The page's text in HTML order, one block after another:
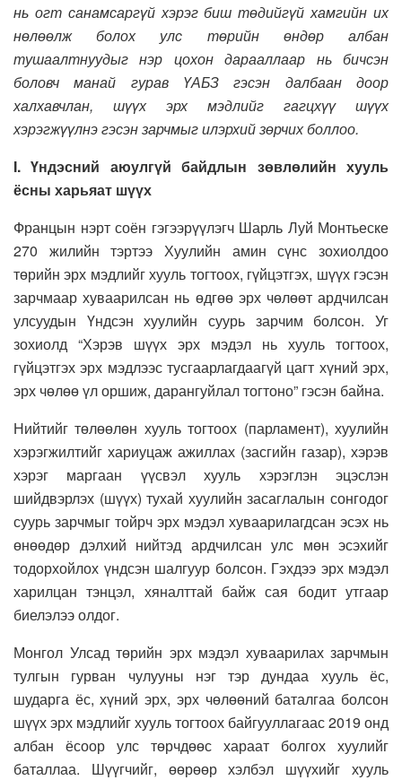
нь огт санамсаргүй хэрэг биш төдийгүй хамгийн их
нөлөөлж болох улс төрийн өндөр албан
тушаалтнуудыг нэр цохон дарааллаар нь бичсэн
боловч манай гурав ҮАБЗ гэсэн далбаан доор
халхавчлан, шүүх эрх мэдлийг гагцхүү шүүх
хэрэгжүүлнэ гэсэн зарчмыг илэрхий зөрчих боллоо.
I. Үндэсний аюулгүй байдлын зөвлөлийн хууль
ёсны харьяат шүүх
Францын нэрт соён гэгээрүүлэгч Шарль Луй Монтьеске
270 жилийн тэртээ Хуулийн амин сүнс зохиолдоо
төрийн эрх мэдлийг хууль тогтоох, гүйцэтгэх, шүүх гэсэн
зарчмаар хуваарилсан нь өдгөө эрх чөлөөт ардчилсан
улсуудын Үндсэн хуулийн суурь зарчим болсон. Уг
зохиолд “Хэрэв шүүх эрх мэдэл нь хууль тогтоох,
гүйцэтгэх эрх мэдлээс тусгаарлагдаагүй цагт хүний эрх,
эрх чөлөө үл оршиж, дарангуйлал тогтоно” гэсэн байна.
Нийтийг төлөөлөн хууль тогтоох (парламент), хуулийн
хэрэгжилтийг хариуцаж ажиллах (засгийн газар), хэрэв
хэрэг маргаан үүсвэл хууль хэрэглэн эцэслэн
шийдвэрлэх (шүүх) тухай хуулийн засаглалын сонгодог
суурь зарчмыг тойрч эрх мэдэл хуваарилагдсан эсэх нь
өнөөдөр дэлхий нийтэд ардчилсан улс мөн эсэхийг
тодорхойлох үндсэн шалгуур болсон. Гэхдээ эрх мэдэл
харилцан тэнцэл, хяналттай байж сая бодит утгаар
биелэлээ олдог.
Монгол Улсад төрийн эрх мэдэл хуваарилах зарчмын
тулгын гурван чулууны нэг тэр дундаа хууль ёс,
шударга ёс, хүний эрх, эрх чөлөөний баталгаа болсон
шүүх эрх мэдлийг хууль тогтоох байгууллагаас 2019 онд
албан ёсоор улс төрчдөөс хараат болгох хуулийг
баталлаа. Шүүгчийг, өөрөөр хэлбэл шүүхийг хууль